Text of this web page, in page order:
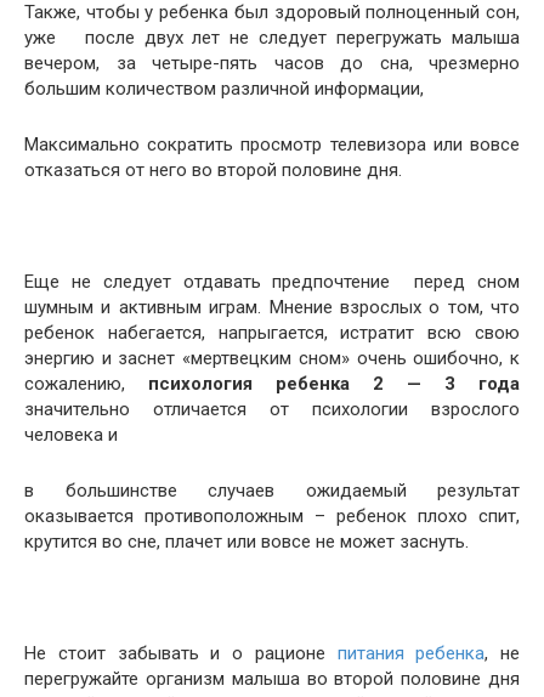
Также, чтобы у ребенка был здоровый полноценный сон,
уже после двух лет не следует перегружать малыша
вечером, за четыре-пять часов до сна, чрезмерно
большим количеством различной информации,
Максимально сократить просмотр телевизора или вовсе
отказаться от него во второй половине дня.
Еще не следует отдавать предпочтение перед сном
шумным и активным играм. Мнение взрослых о том, что
ребенок набегается, напрыгается, истратит всю свою
энергию и заснет «мертвецким сном» очень ошибочно, к
сожалению, психология ребенка 2 — 3 года
значительно отличается от психологии взрослого
человека и
в большинстве случаев ожидаемый результат
оказывается противоположным – ребенок плохо спит,
крутится во сне, плачет или вовсе не может заснуть.
Не стоит забывать и о рационе питания ребенка, не
перегружайте организм малыша во второй половине дня